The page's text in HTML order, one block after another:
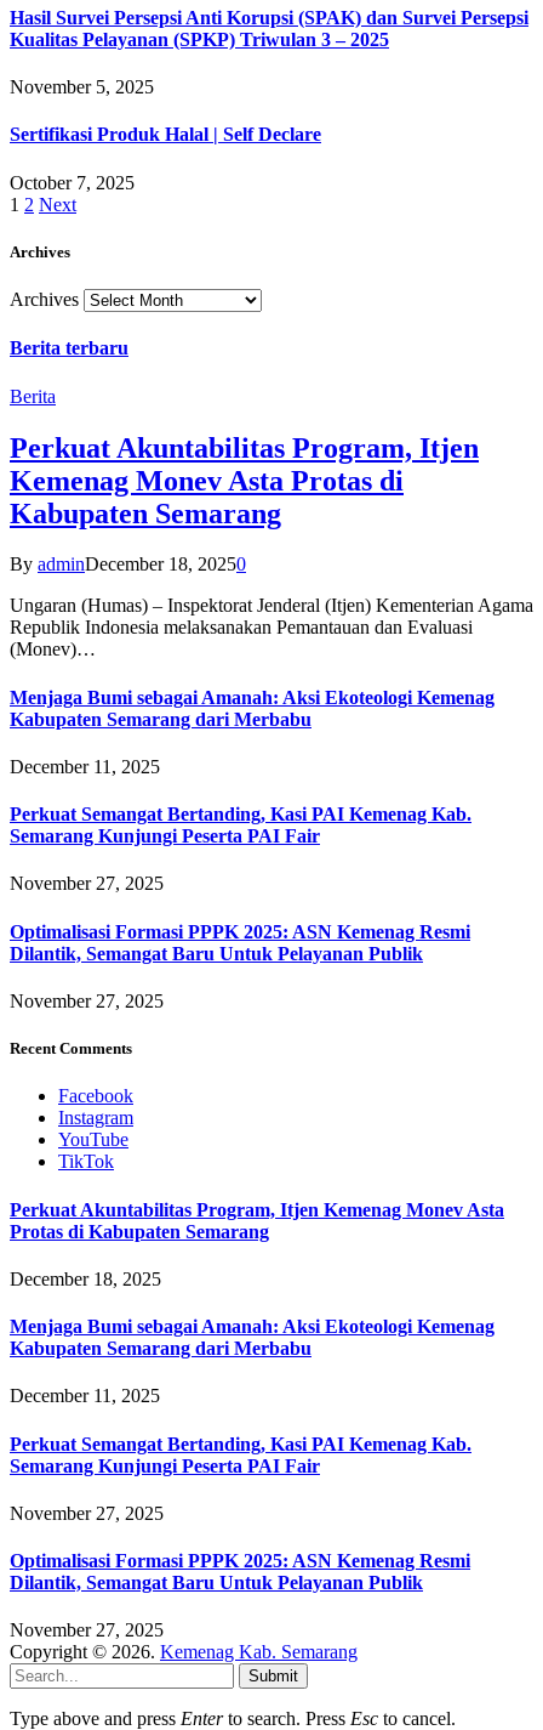
Hasil Survei Persepsi Anti Korupsi (SPAK) dan Survei Persepsi
Kualitas Pelayanan (SPKP) Triwulan 3 – 2025
November 5, 2025
Sertifikasi Produk Halal | Self Declare
October 7, 2025
1 2 Next
Archives
Archives
Berita terbaru
Berita
Perkuat Akuntabilitas Program, Itjen
Kemenag Monev Asta Protas di
Kabupaten Semarang
By adminDecember 18, 20250
Ungaran (Humas) – Inspektorat Jenderal (Itjen) Kementerian Agama
Republik Indonesia melaksanakan Pemantauan dan Evaluasi
(Monev)…
Menjaga Bumi sebagai Amanah: Aksi Ekoteologi Kemenag
Kabupaten Semarang dari Merbabu
December 11, 2025
Perkuat Semangat Bertanding, Kasi PAI Kemenag Kab.
Semarang Kunjungi Peserta PAI Fair
November 27, 2025
Optimalisasi Formasi PPPK 2025: ASN Kemenag Resmi
Dilantik, Semangat Baru Untuk Pelayanan Publik
November 27, 2025
Recent Comments
Facebook
Instagram
YouTube
TikTok
Perkuat Akuntabilitas Program, Itjen Kemenag Monev Asta
Protas di Kabupaten Semarang
December 18, 2025
Menjaga Bumi sebagai Amanah: Aksi Ekoteologi Kemenag
Kabupaten Semarang dari Merbabu
December 11, 2025
Perkuat Semangat Bertanding, Kasi PAI Kemenag Kab.
Semarang Kunjungi Peserta PAI Fair
November 27, 2025
Optimalisasi Formasi PPPK 2025: ASN Kemenag Resmi
Dilantik, Semangat Baru Untuk Pelayanan Publik
November 27, 2025
Copyright © 2026. Kemenag Kab. Semarang
Submit
Type above and press Enterto search. Press Esc to cancel.